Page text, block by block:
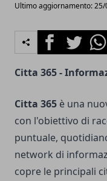
Ultimo aggiornamento:
FacebookTwitter
Citta 365 -
Citta 365 è una
con l'obiettivo di
puntuale,
network di
copre le principali